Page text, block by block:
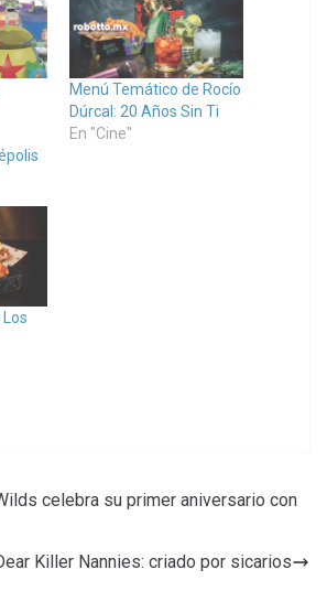
Menú Temático de Rocío
Dúrcal: 20 Años Sin Ti
En "Cine"
celebra su primer aniversario con
Killer Nannies: criado por sicarios